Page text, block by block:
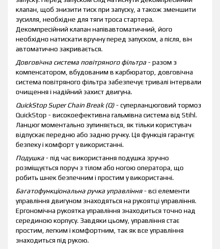
клапан, щоб знизити тиск при запуску, а також зменшити
зусилля, необхідне для тяги троса стартера.
Декомпресійний клапан напівавтоматичний, його
необхідно натискати вручну перед запуском, а після, він
автоматично закривається.
Довговічна система повітряного фільтра - разом з
компенсатором, вбудованим в карбюратор, довговічна
система повітряного фільтра забезпечує тривалі інтервали
очищення і надійний захист двигуна.
QuickStop Super Chain Break (Q) - суперланцюговий тормоз
QuickStop - високоефективна гальмівна система від Stihl.
Ланцюг моментально зупиняється, як тільки користувач
відпускає передню або задню ручку. Ця функція гарантує
безпеку і комфорт у використанні.
Подушка - під час використання подушка зручно
розміщується поруч з тілом або ногою оператора, що
робить шнек безпечним і простим у використанні.
Багатофункціональна ручка управління- всі елементи
управління двигуном знаходяться на рукоятці управління.
Ергономічна рукоятка управління знаходиться точно над
серединою корпусу. Завдяки цьому, управління стає
простим, легким і комфортним, так як все управління
знаходиться під рукою.